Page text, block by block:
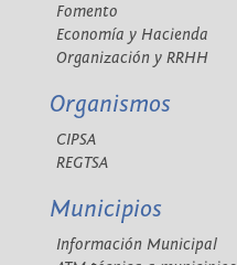
Fomento
Economía y Hacienda
Organización y RRHH
Organismos
CIPSA
REGTSA
Municipios
Información Municipal